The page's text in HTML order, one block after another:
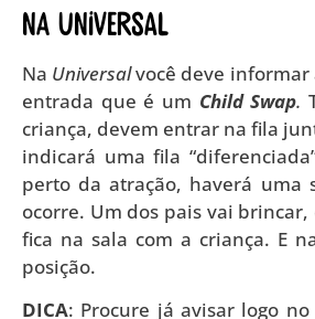
na Universal
Na Universalvocê deve
entrada que é um Child Swap.
criança, devem entrar na fila
indicará uma fila
perto da atração, haverá uma
ocorre. Um dos pais vai
fica na sala com a criança. E
posição.
DICA: Procure já avisar logo